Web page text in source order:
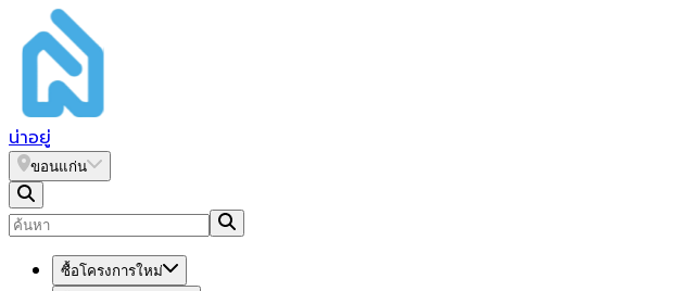
น่าอยู่
ขอนแก่น
ซื้อโครงการใหม่